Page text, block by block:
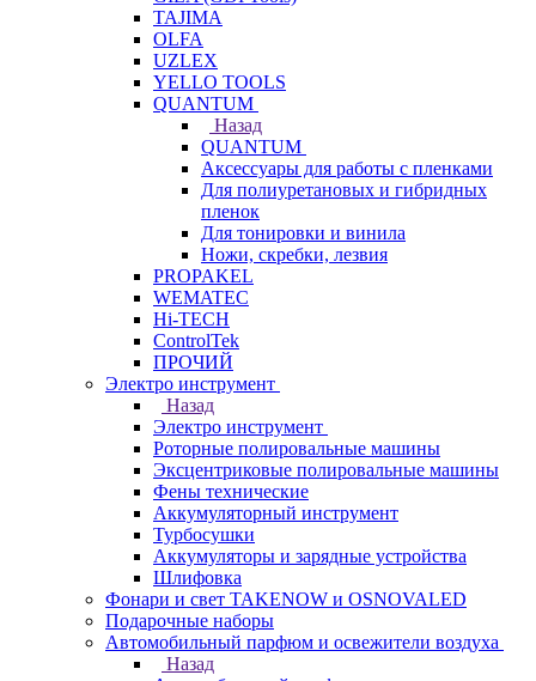
TAJIMA
OLFA
UZLEX
YELLO TOOLS
QUANTUM
Назад
QUANTUM
Аксессуары для работы с пленками
Для полиуретановых и гибридных
пленок
Для тонировки и винила
Ножи, скребки, лезвия
PROPAKEL
WEMATEC
Hi-TECH
ControlTek
ПРОЧИЙ
Электро инструмент
Назад
Электро инструмент
Роторные полировальные машины
Эксцентриковые полировальные машины
Фены технические
Аккумуляторный инструмент
Турбосушки
Аккумуляторы и зарядные устройства
Шлифовка
Фонари и свет TAKENOW и OSNOVALED
Подарочные наборы
Автомобильный парфюм и освежители воздуха
Назад